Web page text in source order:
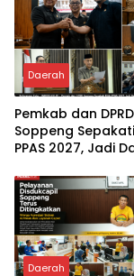
Daerah
Pemkab dan DPRD
Soppeng
PPAS 2027, Jadi
APBD
Daerah